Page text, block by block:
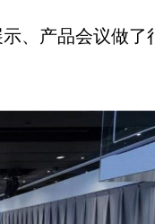
、产品会议做了